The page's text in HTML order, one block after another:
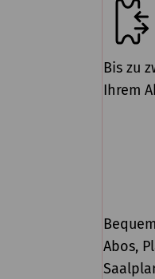
Bis zu
Ihrem
Abos,